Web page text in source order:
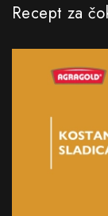
Recept za